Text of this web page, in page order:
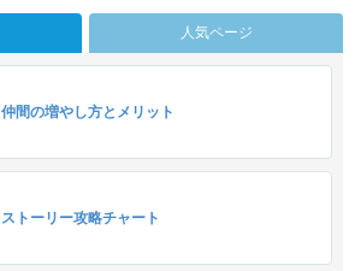
人気ページ
仲間の増やし方とメリット
ストーリー攻略チャート